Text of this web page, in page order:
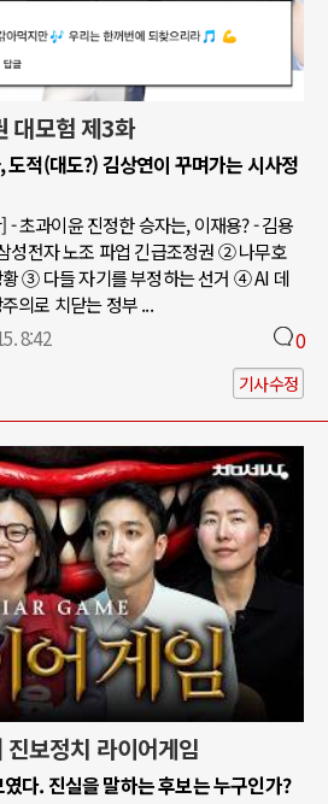
대모험 제3화
적(대도?) 김상연이 꾸며가는 시사정
초과이윤 진정한 승자는, 이재용? - 김용
성전자 노조 파업 긴급조정권 ② 나무호
③ 다들 자기를 부정하는 선거 ④ AI 데
의로 치닫는 정부 ...
8:42 0
기사수정
보정치 라이어게임
다. 진실을 말하는 후보는 누구인가?